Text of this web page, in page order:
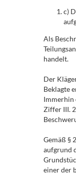
c)
Als
handelt.
Der
Beklagte
Immerhin
Ziffer III.
Gemäß §
aufgrund
einer der